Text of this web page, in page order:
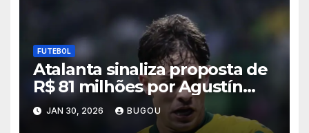
FUTEBOL
Atalanta sinaliza proposta de
R$ 81 milhões por Agustín
Giay, e Palmeiras admite
negociar lateral
JAN 30, 2026 BUGOU